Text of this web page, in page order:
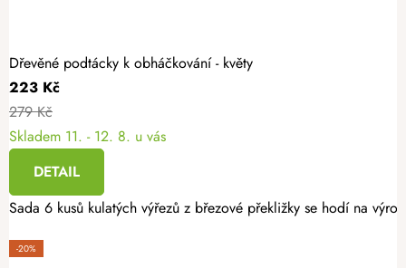
Dřevěné podtácky k obháčkování - květy
223 Kč
279 Kč
Skladem 11. - 12. 8. u vás
DETAIL
Sada 6 kusů kulatých výřezů z březové překližky se hodí na
-20%